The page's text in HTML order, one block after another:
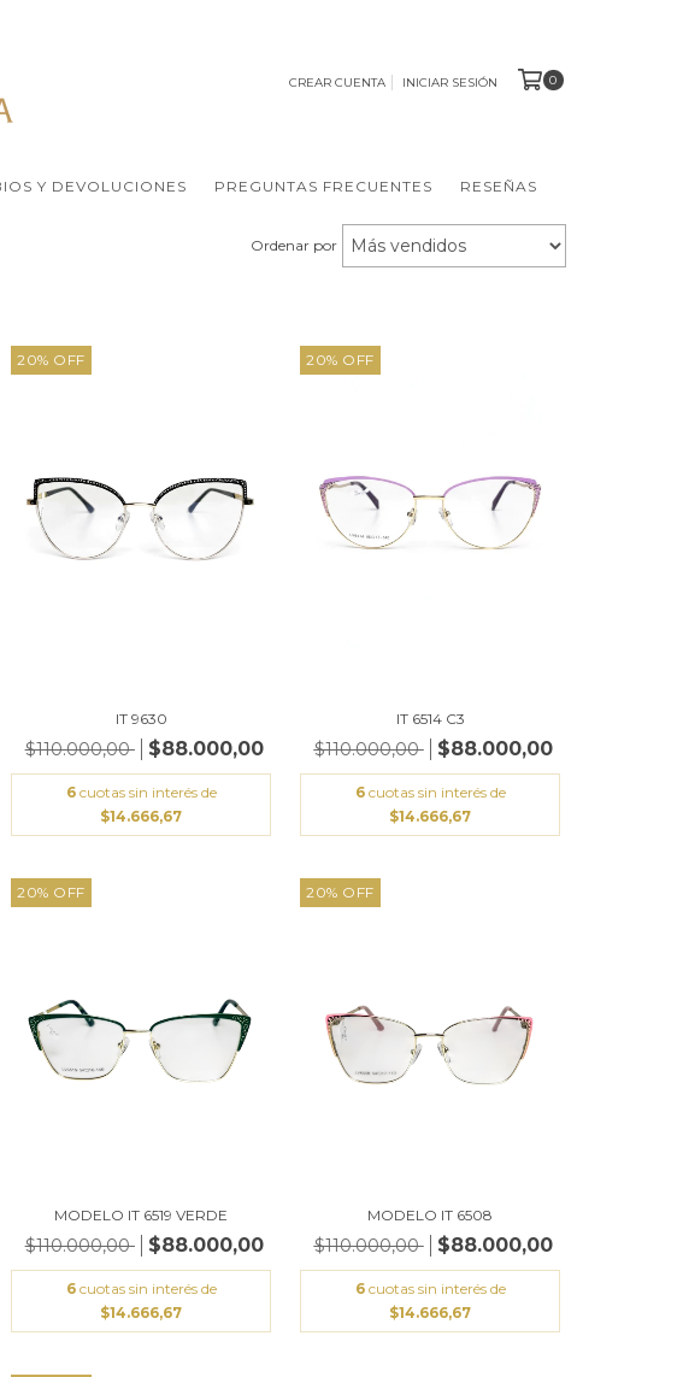
CREAR CUENTA INICIAR SESIÓN 0
Y DEVOLUCIONES PREGUNTAS FRECUENTES RESEÑAS
Ordenar por
20% OFF
IT 9630
$110.000,00 $88.000,00
6 cuotas sin interés de
$14.666,67
20% OFF
IT 6514 C3
$110.000,00 $88.000,00
6 cuotas sin interés de
$14.666,67
20% OFF
MODELO IT 6519 VERDE
$110.000,00 $88.000,00
6 cuotas sin interés de
$14.666,67
20% OFF
MODELO IT 6508
$110.000,00 $88.000,00
6 cuotas sin interés de
$14.666,67